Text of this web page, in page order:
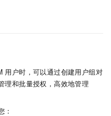
用户时，可以通过创建用户组对
理和批量授权，高效地管理
：